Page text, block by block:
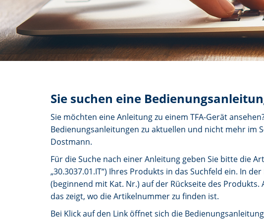
Sie suchen eine
Sie möchten eine Anleitung zu einem TFA-Gerät
Bedienungsanleitungen zu aktuellen und nicht mehr im
Dostmann.
Für die Suche nach einer Anleitung geben Sie bitte die
„30.3037.01.IT“) Ihres Produkts in das Suchfeld ein. In
(beginnend mit Kat. Nr.) auf der Rückseite des
das zeigt, wo die Artikelnummer zu finden ist.
Bei Klick auf den Link öffnet sich die